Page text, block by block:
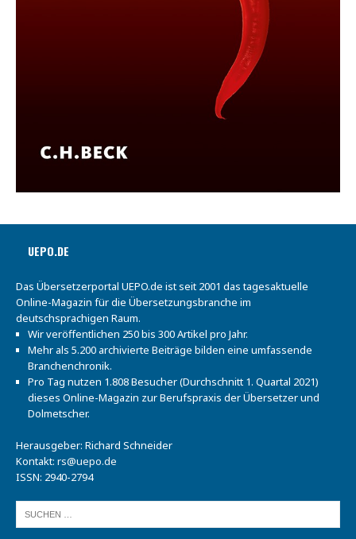
UEPO.DE
Das Übersetzerportal UEPO.de ist seit 2001 das tagesaktuelle
Online-Magazin für die Übersetzungsbranche im
deutschsprachigen Raum.
Wir veröffentlichen 250 bis 300 Artikel pro Jahr.
Mehr als 5.200 archivierte Beiträge bilden eine umfassende
Branchenchronik.
Pro Tag nutzen 1.808 Besucher (Durchschnitt 1. Quartal 2021)
dieses Online-Magazin zur Berufspraxis der Übersetzer und
Dolmetscher.
Herausgeber: Richard Schneider
Kontakt: rs@uepo.de
ISSN: 2940-2794